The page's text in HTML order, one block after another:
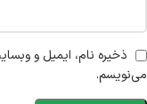
ذخیره نام، ایمیل و
می‌نویسم.